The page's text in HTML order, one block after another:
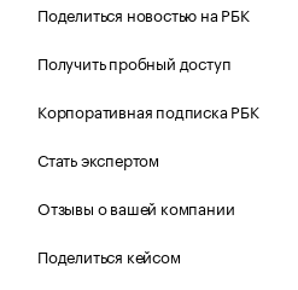
Поделиться новостью на РБК
Получить пробный доступ
Корпоративная подписка РБК
Стать экспертом
Отзывы о вашей компании
Поделиться кейсом